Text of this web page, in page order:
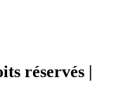
réservés |